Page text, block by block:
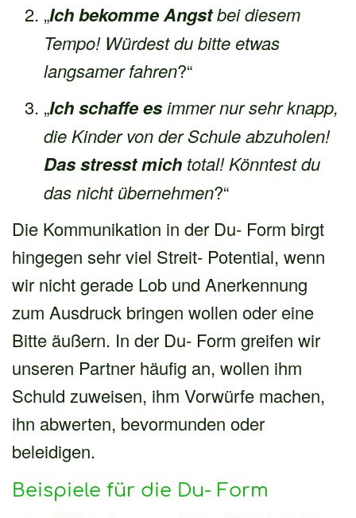
„Ich bekomme Angstbei diesem
Tempo! Würdest du bitte etwas
langsamer fahren?“
„Ich schaffe esimmer nur sehr knapp,
die Kinder von der Schule abzuholen!
Das stresst mich total! Könntest du
das nicht übernehmen?“
Die Kommunikation in der Du- Form birgt
hingegen sehr viel Streit- Potential, wenn
wir nicht gerade Lob und Anerkennung
zum Ausdruck bringen wollen oder eine
Bitte äußern. In der Du- Form greifen wir
unseren Partner häufig an, wollen ihm
Schuld zuweisen, ihm Vorwürfe machen,
ihn abwerten, bevormunden oder
beleidigen.
Beispiele für die Du- Form